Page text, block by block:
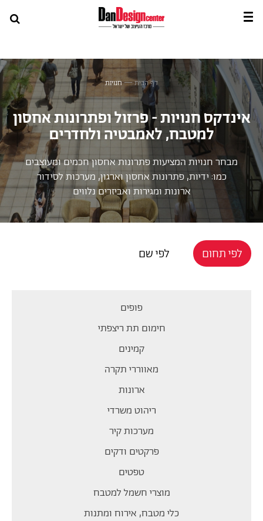
דף הבית— חנויות
אינדקס חנויות - פרזול ופתרונות אחסון
למטבח, לאמבטיה ולחדרים
מבחר חנויות המציעות פתרונות אחסון חכמים ומעוצבים
כמו: ידיות, פתרונות אחסון וארגון, מערכות לסידור
ארונות ומגירות ואביזרים נלווים
לפי תחום לפי שם
פופים
חימום תת ריצפתי
קמינים
מאווררי תקרה
ארונות
ריהוט משרדי
מערכות קיר
פרקטים ודקים
טפטים
מוצרי חשמל למטבח
כלי מטבח, אירוח ומתנות